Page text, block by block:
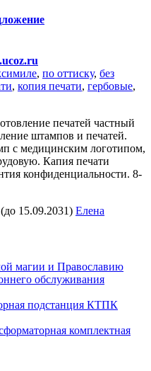
, по оттиску, без
, копия печати, гербовые,
печатей частный
штампов и печатей.
с медицинским логотипом,
Капия печати
конфиденциальности. 8-
15.09.2031) Елена
магии и Православию
обслуживания
подстанция КТПК
комплектная